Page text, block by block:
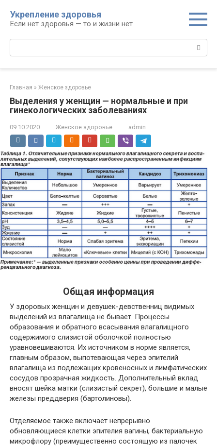
контенту
Укрепление здоровья
Если нет здоровья — то и жизни нет
Поиск:
Главная » Женское здоровье
Выделения у женщин — нормальные и при
гинекологических заболеваниях
09.10.2020 Женское здоровье admin
Общая информация
У здоровых женщин и девушек-девственниц видимых
выделений из влагалища не бывает. Процессы
образования и обратного всасывания влагалищного
содержимого слизистой оболочкой полностью
уравновешиваются. Их источником в норме является,
главным образом, выпотевающая через эпителий
влагалища из подлежащих кровеносных и лимфатических
сосудов прозрачная жидкость. Дополнительный вклад
вносят шейка матки (слизистый секрет), большие и малые
железы преддверия (бартолиновы).
Отделяемое также включает непрерывно
обновляющиеся клетки эпителия вагины, бактериальную
микрофлору (преимущественно состоящую из палочек